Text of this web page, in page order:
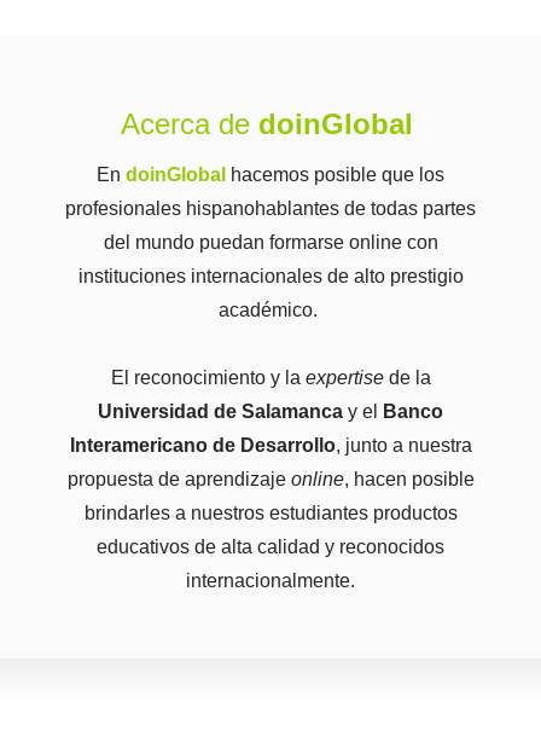
Acerca de doinGlobal
En doinGlobal hacemos posible que los
profesionales hispanohablantes de todas partes
del mundo puedan formarse online con
instituciones internacionales de alto prestigio
académico.
El reconocimiento y la expertisede la
Universidad de Salamanca y el
Banco
Interamericano de Desarrollo, junto a nuestra
propuesta de aprendizaje online, hacen posible
brindarles a nuestros estudiantes productos
educativos de alta calidad y reconocidos
internacionalmente.